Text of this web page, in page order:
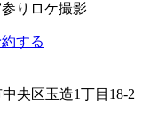
りロケ撮影
する
央区玉造1丁目18-2